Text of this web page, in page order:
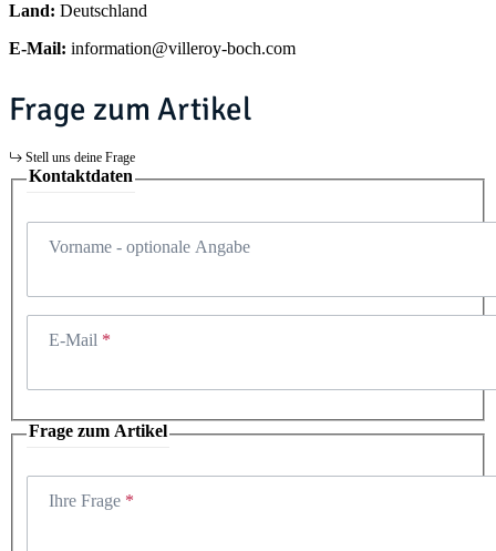
Land: Deutschland
E-Mail: information@villeroy-boch.com
Frage zum Artikel
Stell uns deine Frage
Kontaktdaten
Vorname - optionale Angabe
E-Mail
Frage zum Artikel
Ihre Frage